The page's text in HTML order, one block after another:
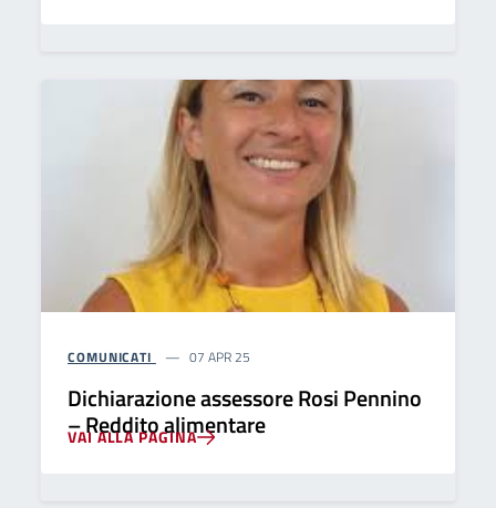
COMUNICATI 07 APR 25
Dichiarazione assessore Rosi Pennino
– Reddito alimentare
VAI ALLA PAGINA